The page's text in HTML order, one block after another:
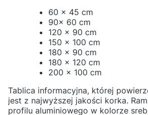
60 x 45 cm
90x 60 cm
120 x 90 cm
150 x 100 cm
180 x 90 cm
180 x 120 cm
200 x 100 cm
Tablica informacyjna, której
jest z najwyższej jakości korka.
profilu aluminiowego w kolorze